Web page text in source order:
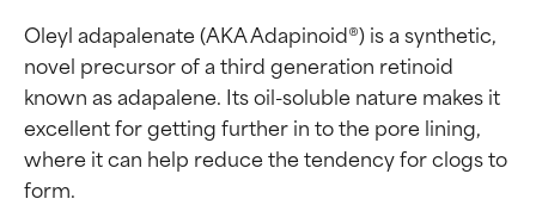
Oleyl adapalenate (AKA Adapinoid®) is a synthetic,
novel precursor of a third generation retinoid
known as adapalene. Its oil-soluble nature makes it
excellent for getting further in to the pore lining,
where it can help reduce the tendency for clogs to
form.